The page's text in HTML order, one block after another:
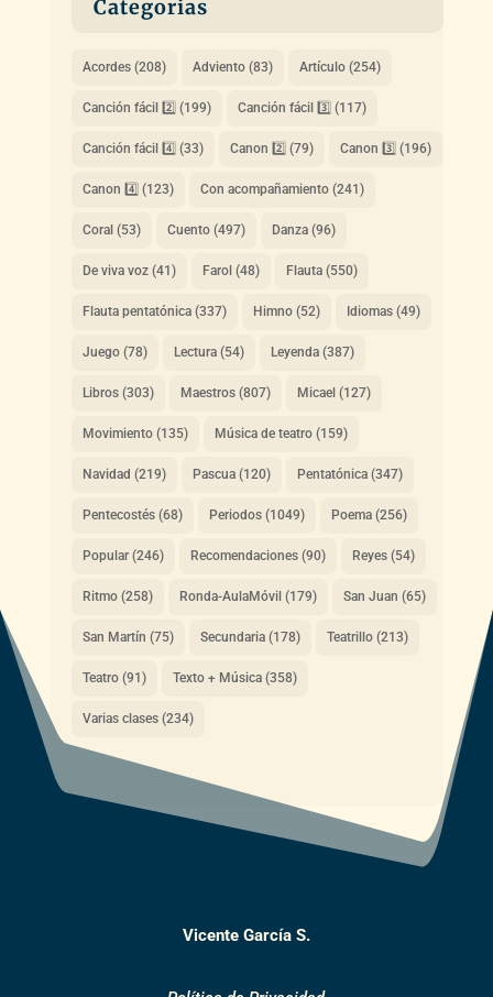
Categorias
Acordes(208) Adviento(83) Artículo(254)
Canción fácil 2️⃣ (199) Canción fácil 3️⃣ (117)
Canción fácil 4️⃣ (33) Canon 2️⃣ (79) Canon 3️⃣ (196)
Canon 4️⃣ (123) Con acompañamiento(241)
Coral (53) Cuento(497) Danza(96)
De viva voz(41) Farol (48) Flauta(550)
Flauta pentatónica(337) Himno(52) Idiomas(49)
Juego(78) Lectura(54) Leyenda(387)
Libros(303) Maestros(807) Micael (127)
Movimiento(135) Música de teatro(159)
Navidad (219) Pascua(120) Pentatónica(347)
Pentecostés(68) Periodos(1049) Poema(256)
Popular(246) Recomendaciones(90) Reyes(54)
Ritmo(258) Ronda-AulaMóvil (179) San Juan (65)
San Martín (75) Secundaria(178) Teatrillo(213)
Teatro(91) Texto + Música(358)
Varias clases(234)
Vicente García S.